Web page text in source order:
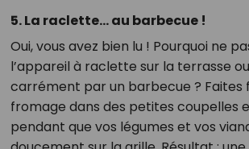
5. La raclette… au barbecue !
Oui, vous avez bien lu ! Pourquoi ne
l’appareil à raclette sur la terrasse
carrément par un barbecue ? Faites
fromage dans des petites coupelles
pendant que vos légumes et vos